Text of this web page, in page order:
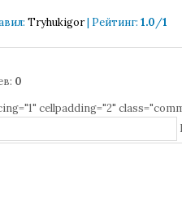
: Tryhukigor| Рейтинг: 1.0/1
: 0
cellpadding="2"